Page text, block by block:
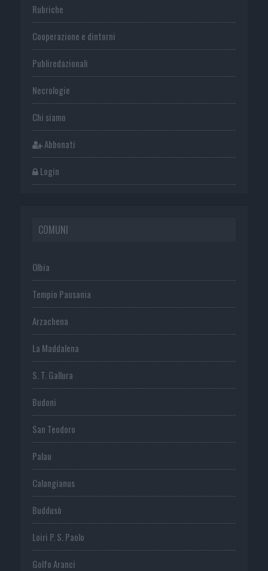
Rubriche
Cooperazione e dintorni
Publiredazionali
Necrologie
Chi siamo
Abbonati
Login
COMUNI
Olbia
Tempio Pausania
Arzachena
La Maddalena
S. T. Gallura
Budoni
San Teodoro
Palau
Calangianus
Buddusò
Loiri P. S. Paolo
Golfo Aranci